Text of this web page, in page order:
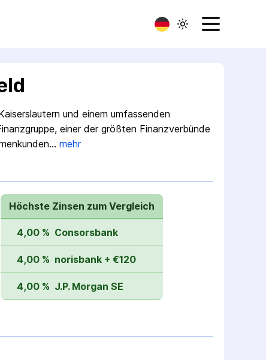
und einem umfassenden
einer der größten Finanzverbünde
mehr
Höchste Zinsen zum Vergleich
4,00 % Consorsbank
4,00 % norisbank + €120
4,00 % J.P. Morgan SE